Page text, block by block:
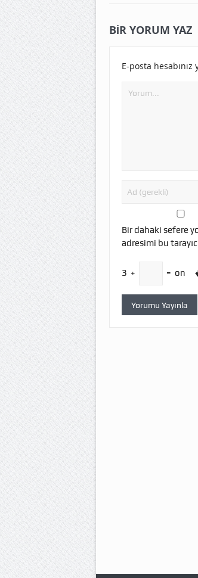
BIR YORUM YAZ
E-posta hesabınız
Bir dahaki sefere
adresimi bu
3 + = on